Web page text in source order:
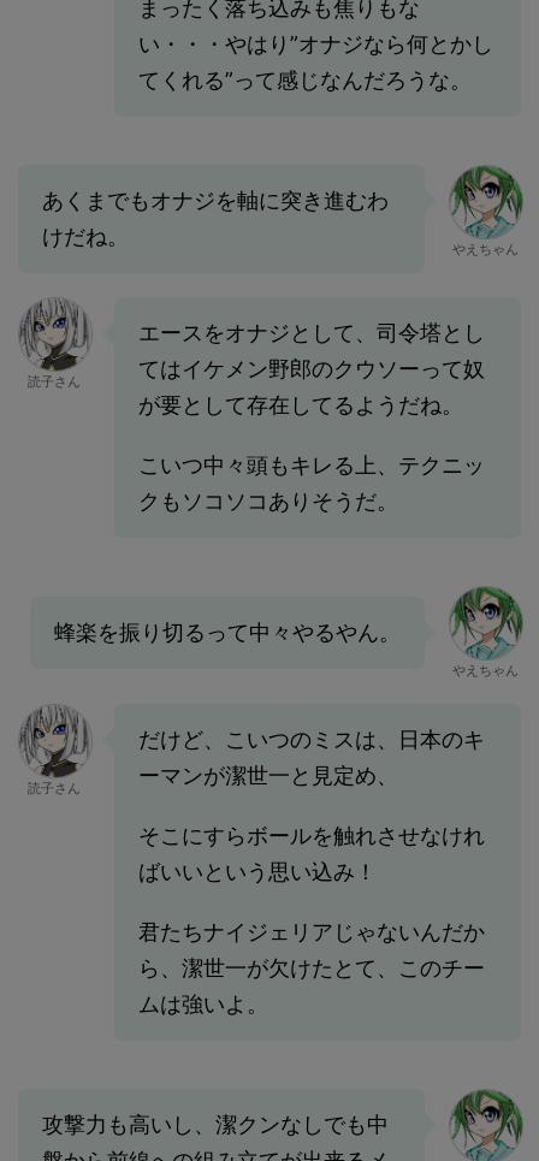
まったく落ち込みも焦りもな
い・・・やはり”オナジなら何とかし
てくれる”って感じなんだろうな。
あくまでもオナジを軸に突き進むわ
けだね。
やえちゃん
読子さん
エースをオナジとして、司令塔とし
てはイケメン野郎のクウソーって奴
が要として存在してるようだね。
こいつ中々頭もキレる上、テクニッ
クもソコソコありそうだ。
蜂楽を振り切るって中々やるやん。
やえちゃん
読子さん
だけど、こいつのミスは、日本のキ
ーマンが潔世一と見定め、
そこにすらボールを触れさせなけれ
ばいいという思い込み！
君たちナイジェリアじゃないんだか
ら、潔世一が欠けたとて、このチー
ムは強いよ。
攻撃力も高いし、潔クンなしでも中